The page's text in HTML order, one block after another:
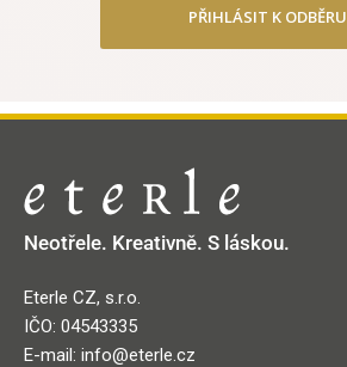
PŘIHLÁSIT K ODBĚRU
Neotřele. Kreativně. S láskou.
Eterle CZ, s.r.o.
IČO: 04543335
E-mail: info@eterle.cz